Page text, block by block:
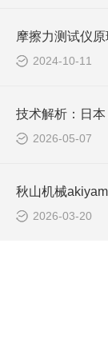
摩擦力测试仪原
2024-10-11
2026-05-07
2026-03-20